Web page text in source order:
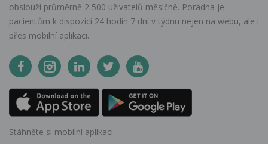
obslouží průměrně 2 500 uživatelů měsíčně. Poradna je
pacientům k dispozici 24 hodin 7 dní v týdnu nejen na webu, ale i
přes mobilní aplikaci.
Stáhněte si mobilní aplikaci